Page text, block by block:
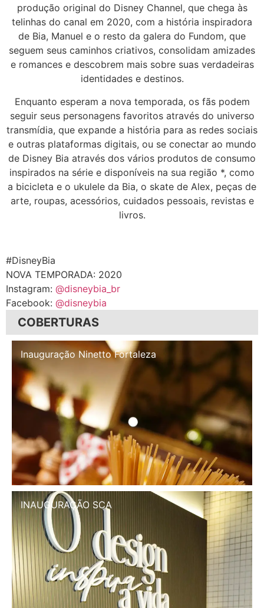
produção original do Disney Channel, que chega às
telinhas do canal em 2020, com a história inspiradora
de Bia, Manuel e o resto da galera do Fundom, que
seguem seus caminhos criativos, consolidam amizades
e romances e descobrem mais sobre suas verdadeiras
identidades e destinos.
Enquanto esperam a nova temporada, os fãs podem
seguir seus personagens favoritos através do universo
transmídia, que expande a história para as redes sociais
e outras plataformas digitais, ou se conectar ao mundo
de Disney Bia através dos vários produtos de consumo
inspirados na série e disponíveis na sua região *, como
a bicicleta e o ukulele da Bia, o skate de Alex, peças de
arte, roupas, acessórios, cuidados pessoais, revistas e
livros.
#DisneyBia
NOVA TEMPORADA: 2020
Instagram: @disneybia_br
Facebook: @disneybia
COBERTURAS
Inauguração Illa Café
INAUGURAÇÃO SCA